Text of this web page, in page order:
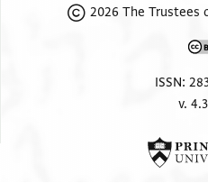
2026 The Trustees
ISSN:
v.